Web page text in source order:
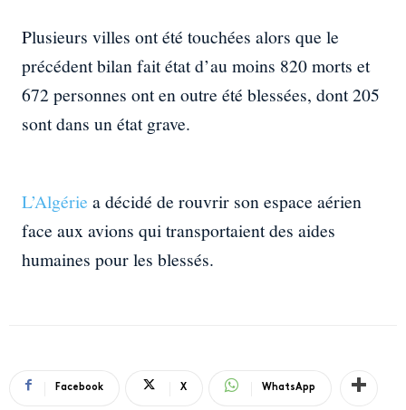
Plusieurs villes ont été touchées alors que le
précédent bilan fait état d’au moins 820 morts et
672 personnes ont en outre été blessées, dont 205
sont dans un état grave.
L’Algérie a décidé de rouvrir son espace aérien
face aux avions qui transportaient des aides
humaines pour les blessés.
Facebook X WhatsApp